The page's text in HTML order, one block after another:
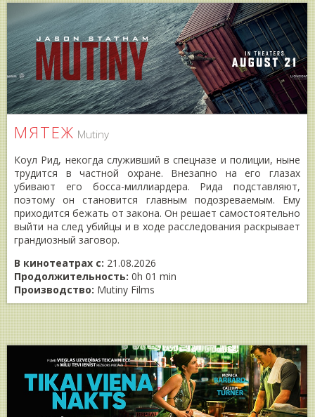
МЯТЕЖ Mutiny
Коул Рид, некогда служивший в спецназе и полиции, ныне
трудится в частной охране. Внезапно на его глазах
убивают его босса-миллиардера. Рида подставляют,
поэтому он становится главным подозреваемым. Ему
приходится бежать от закона. Он решает самостоятельно
выйти на след убийцы и в ходе расследования раскрывает
грандиозный заговор.
В кинотеатрах с: 21.08.2026
Продолжительность: 0h 01 min
Производство: Mutiny Films